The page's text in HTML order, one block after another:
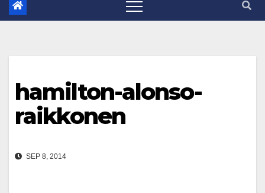
hamilton-alonso-
raikkonen
SEP 8, 2014